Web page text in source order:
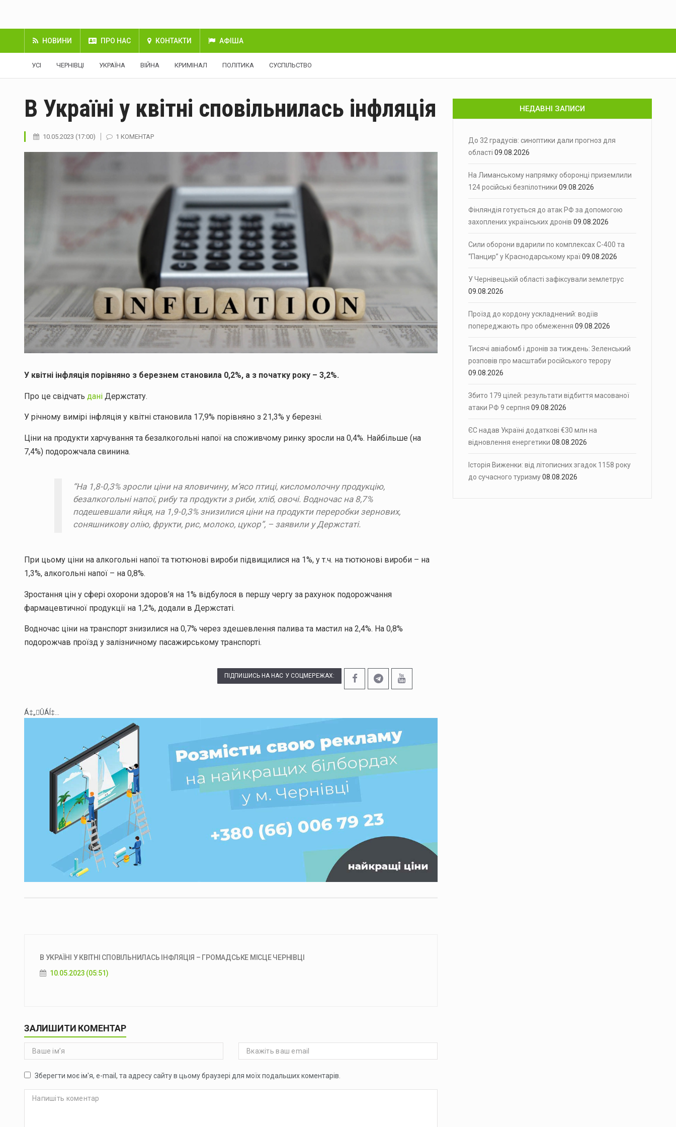
НОВИНИ ПРО НАС КОНТАКТИ АФІША
УСІ ЧЕРНІВЦІ УКРАЇНА ВІЙНА КРИМІНАЛ ПОЛІТИКА СУСПІЛЬСТВО
В Україні у квітні сповільнилась інфляція
10.05.2023 (17:00) 1 КОМЕНТАР
У квітні інфляція порівняно з березнем становила 0,2%, а з початку року – 3,2%.
Про це свідчать дані Держстату.
У річному вимірі інфляція у квітні становила 17,9% порівняно з 21,3% у березні.
Ціни на продукти харчування та безалкогольні напої на споживчому ринку зросли на 0,4%. Найбільше (на
7,4%) подорожчала свинина.
“На 1,8-0,3% зросли ціни на яловичину, м’ясо птиці, кисломолочну продукцію,
безалкогольні напої, рибу та продукти з риби, хліб, овочі. Водночас на 8,7%
подешевшали яйця, на 1,9-0,3% знизилися ціни на продукти переробки зернових,
соняшникову олію, фрукти, рис, молоко, цукор”, – заявили у Держстаті.
При цьому ціни на алкогольні напої та тютюнові вироби підвищилися на 1%, у т.ч. на тютюнові вироби – на
1,3%, алкогольні напої – на 0,8%.
Зростання цін у сфері охорони здоров’я на 1% відбулося в першу чергу за рахунок подорожчання
фармацевтичної продукції на 1,2%, додали в Держстаті.
Водночас ціни на транспорт знизилися на 0,7% через здешевлення палива та мастил на 2,4%. На 0,8%
подорожчав проїзд у залізничному пасажирському транспорті.
ПІДПИШИСЬ НА НАС У СОЦМЕРЕЖАХ:
Á‡„ÛÁÍ‡...
В УКРАЇНІ У КВІТНІ СПОВІЛЬНИЛАСЬ ІНФЛЯЦІЯ – ГРОМАДСЬКЕ МІСЦЕ ЧЕРНІВЦІ
10.05.2023 (05:51)
ЗАЛИШИТИ КОМЕНТАР
Зберегти моє ім'я, e-mail, та адресу сайту в цьому браузері для моїх подальших коментарів.
НЕДАВНІ ЗАПИСИ
До 32 градусів: синоптики дали прогноз для
області 09.08.2026
На Лиманському напрямку оборонці приземлили
124 російські безпілотники 09.08.2026
Фінляндія готується до атак РФ за допомогою
захоплених українських дронів 09.08.2026
Сили оборони вдарили по комплексах С-400 та
“Панцир” у Краснодарському краї09.08.2026
У Чернівецькій області зафіксували землетрус
09.08.2026
Проїзд до кордону ускладнений: водіїв
попереджають про обмеження 09.08.2026
Тисячі авіабомб і дронів за тиждень: Зеленський
розповів про масштаби російського терору
09.08.2026
Збито 179 цілей: результати відбиття масованої
атаки РФ 9 серпня 09.08.2026
ЄС надав Україні додаткові €30 млн на
відновлення енергетики 08.08.2026
Історія Виженки: від літописних згадок 1158 року
до сучасного туризму08.08.2026